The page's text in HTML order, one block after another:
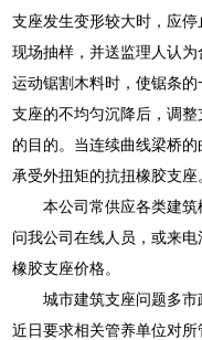
支座发生变形较大时，应
现场抽样，并送监理人认
运动锯割木料时，使锯条
支座的不均匀沉降后，调
的目的。当连续曲线梁桥
承受外扭矩的抗扭橡胶支座
本公司常供应各类建
问我公司在线人员，或来
橡胶支座价格。
城市建筑支座问题多
近日要求相关管养单位对